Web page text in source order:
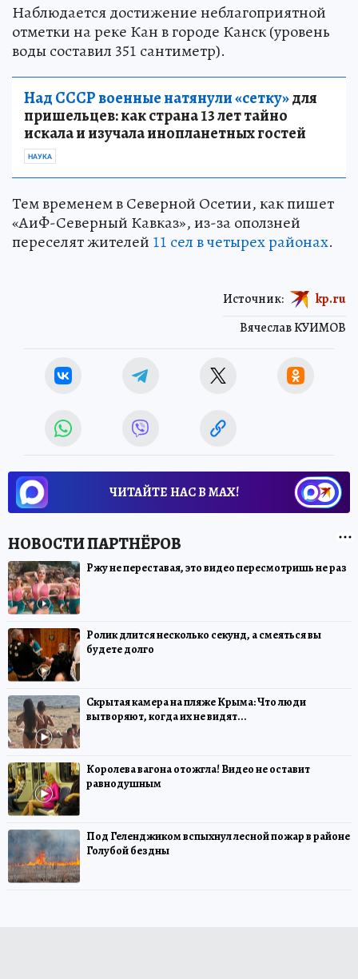
Наблюдается достижение неблагоприятной
отметки на реке Кан в городе Канск (уровень
воды составил 351 сантиметр).
Над СССР военные натянули «сетку»для
пришельцев: как страна 13 лет тайно
искала и изучала инопланетных гостей
НАУКА
Тем временем в Северной Осетии, как пишет
«АиФ-Северный Кавказ», из-за оползней
переселят жителей 11 сел в четырех районах.
Вячеслав КУИМОВ
Источник: kp.ru
ЧИТАЙТЕ НАС В МАХ!
Ржу не переставая, это видео пересмотришь не раз
Ролик длится несколько секунд, а смеяться вы
будете долго
Скрытая камера на пляже Крыма: Что люди
вытворяют, когда их не видят...
Королева вагона отожгла! Видео не оставит
равнодушным
Под Геленджиком вспыхнул лесной пожар в районе
Голубой бездны